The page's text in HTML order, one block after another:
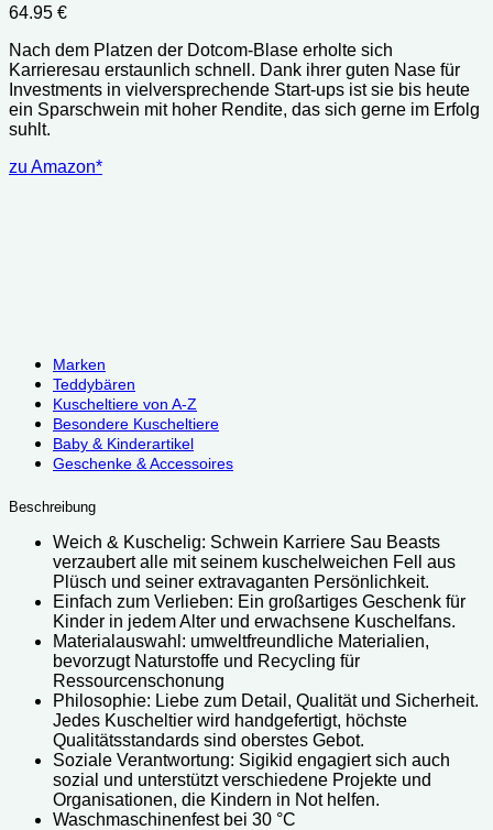
64.95 €
Nach dem Platzen der Dotcom-Blase erholte sich
Karrieresau erstaunlich schnell. Dank ihrer guten Nase für
Investments in vielversprechende Start-ups ist sie bis heute
ein Sparschwein mit hoher Rendite, das sich gerne im Erfolg
suhlt.
zu Amazon*
Marken
Teddybären
Kuscheltiere von A-Z
Besondere Kuscheltiere
Baby & Kinderartikel
Geschenke & Accessoires
Beschreibung
Weich & Kuschelig: Schwein Karriere Sau Beasts
verzaubert alle mit seinem kuschelweichen Fell aus
Plüsch und seiner extravaganten Persönlichkeit.
Einfach zum Verlieben: Ein großartiges Geschenk für
Kinder in jedem Alter und erwachsene Kuschelfans.
Materialauswahl: umweltfreundliche Materialien,
bevorzugt Naturstoffe und Recycling für
Ressourcenschonung
Philosophie: Liebe zum Detail, Qualität und Sicherheit.
Jedes Kuscheltier wird handgefertigt, höchste
Qualitätsstandards sind oberstes Gebot.
Soziale Verantwortung: Sigikid engagiert sich auch
sozial und unterstützt verschiedene Projekte und
Organisationen, die Kindern in Not helfen.
Waschmaschinenfest bei 30 °C